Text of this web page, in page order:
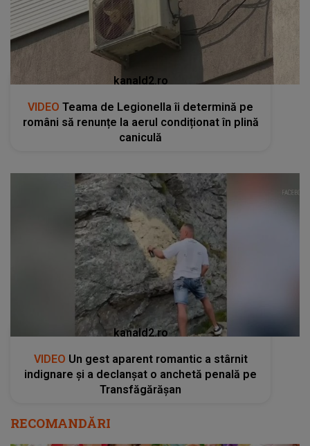
kanald2.ro
VIDEO Teama de Legionella îi determină pe
români să renunțe la aerul condiționat în plină
caniculă
kanald2.ro
VIDEO Un gest aparent romantic a stârnit
indignare și a declanșat o anchetă penală pe
Transfăgărășan
RECOMANDĂRI